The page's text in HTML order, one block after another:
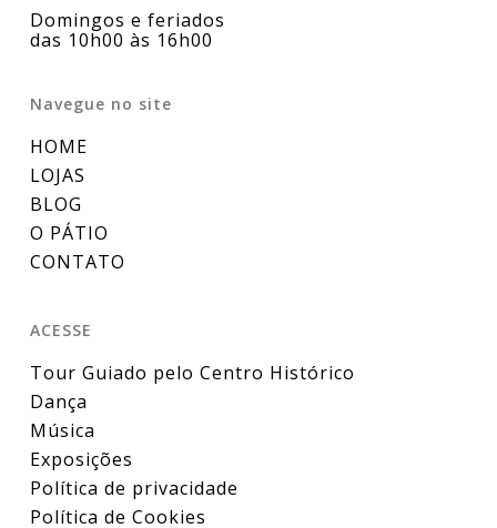
Domingos e feriados
das 10h00 às 16h00
Navegue no site
HOME
LOJAS
BLOG
O PÁTIO
CONTATO
ACESSE
Tour Guiado pelo Centro Histórico
Dança
Música
Exposições
Política de privacidade
Política de Cookies